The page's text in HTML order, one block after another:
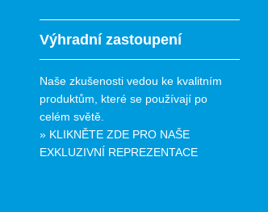
Výhradní zastoupení
Naše zkušenosti vedou ke kvalitním
produktům, které se používají po
celém světě.
» KLIKNĚTE ZDE PRO NAŠE
EXKLUZIVNÍ REPREZENTACE